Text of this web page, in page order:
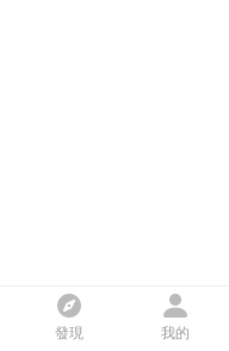
發現 我的